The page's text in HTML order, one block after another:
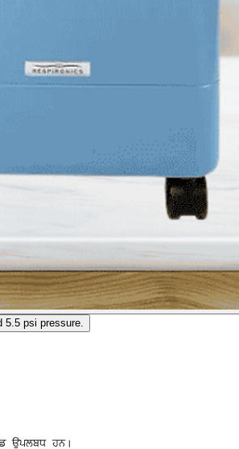
ਉਪਲਬਧ ਹਨ।